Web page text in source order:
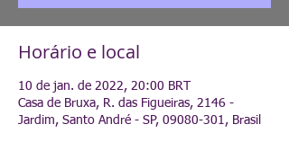
Horário e local
10 de jan. de 2022, 20:00 BRT
Casa de Bruxa, R. das Figueiras, 2146 -
Jardim, Santo André - SP, 09080-301, Brasil